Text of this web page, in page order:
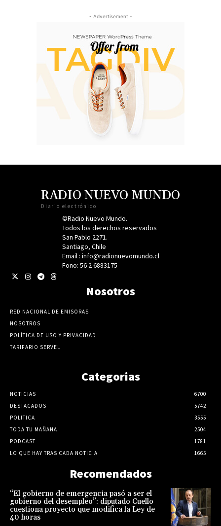
- Advertisement -
RADIO NUEVO MUNDO
Diario electrónico
©Radio Nuevo Mundo.
Todos los derechos reservados
San Pablo 2271.
Santiago, Chile
Email : info@radionuevomundo.cl
Fono: 56 2 6883175
Nosotros
RED NACIONAL DE EMISORAS
NOSOTROS
POLÍTICA DE USO Y PRIVACIDAD
TARIFARIO SERVEL
Categorias
NOTICIAS
6700
DESTACADOS
5742
POLITICA
3555
TODA TU MAÑANA
2504
PODCAST
1781
LO QUE HAY TRAS CADA NOTICIA
1665
Recomendados
“El gobierno de emergencia pasó a ser el
gobierno del desempleo”: diputado Cuello
cuestiona proyecto que modifica la Ley de
40 horas